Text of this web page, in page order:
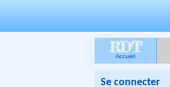
RDT
Accueil
Se connecter